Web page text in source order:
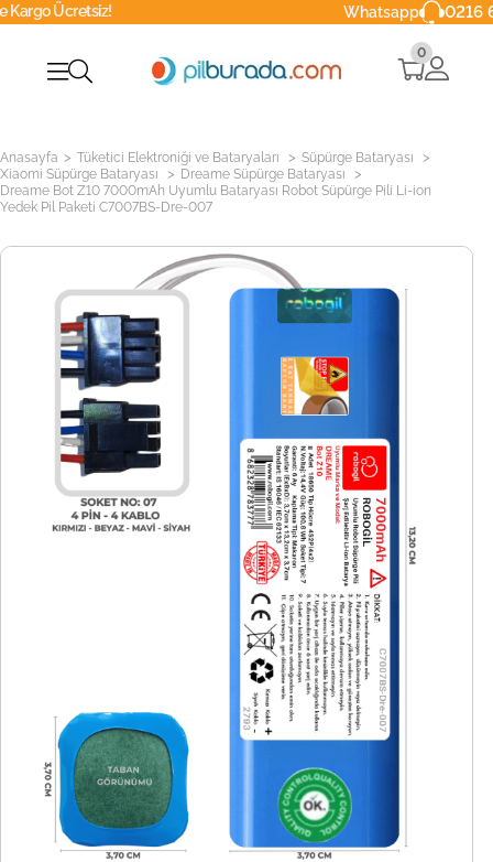
0216 629 90 40
0
Anasayfa > Tüketici Elektroniği ve Bataryaları > Süpürge Bataryası >
Xiaomi Süpürge Bataryası > Dreame Süpürge Bataryası >
Dreame Bot Z10 7000mAh Uyumlu Bataryası Robot Süpürge Pili Li-ion
Yedek Pil Paketi C7007BS-Dre-007